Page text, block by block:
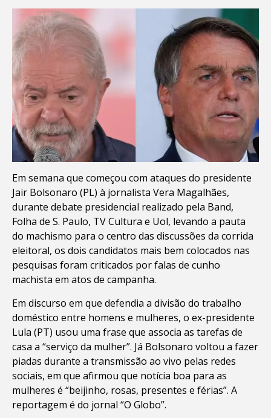
Em semana que começou com ataques do presidente
Jair Bolsonaro (PL) à jornalista Vera Magalhães,
durante debate presidencial realizado pela Band,
Folha de S. Paulo, TV Cultura e Uol, levando a pauta
do machismo para o centro das discussões da corrida
eleitoral, os dois candidatos mais bem colocados nas
pesquisas foram criticados por falas de cunho
machista em atos de campanha.
Em discurso em que defendia a divisão do trabalho
doméstico entre homens e mulheres, o ex-presidente
Lula (PT) usou uma frase que associa as tarefas de
casa a “serviço da mulher”. Já Bolsonaro voltou a fazer
piadas durante a transmissão ao vivo pelas redes
sociais, em que afirmou que notícia boa para as
mulheres é “beijinho, rosas, presentes e férias”. A
reportagem é do jornal “O Globo”.